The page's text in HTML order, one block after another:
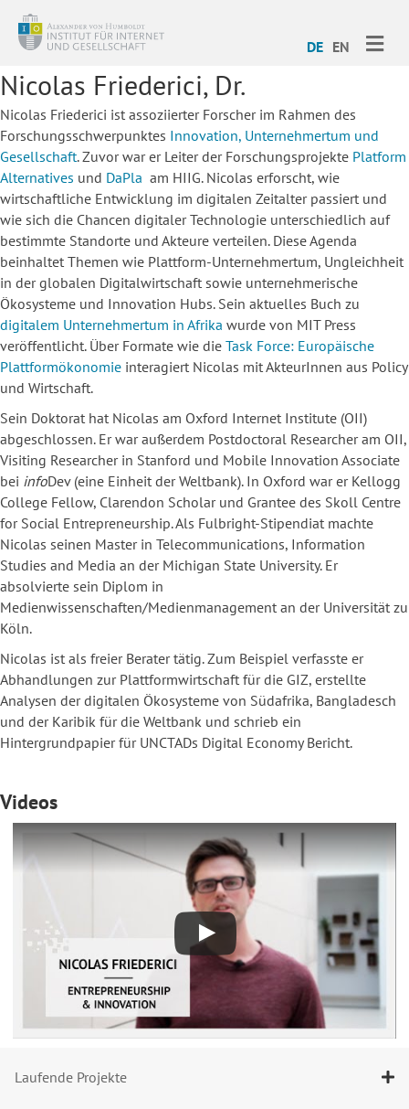
DE EN
Nicolas Friederici, Dr.
Nicolas Friederici ist assoziierter Forscher im Rahmen des
Forschungsschwerpunktes Innovation, Unternehmertum und
Gesellschaft. Zuvor war er Leiter der Forschungsprojekte Platform
Alternatives und DaPla am HIIG. Nicolas erforscht, wie
wirtschaftliche Entwicklung im digitalen Zeitalter passiert und
wie sich die Chancen digitaler Technologie unterschiedlich auf
bestimmte Standorte und Akteure verteilen. Diese Agenda
beinhaltet Themen wie Plattform-Unternehmertum, Ungleichheit
in der globalen Digitalwirtschaft sowie unternehmerische
Ökosysteme und Innovation Hubs. Sein aktuelles Buch zu
digitalem Unternehmertum in Afrika wurde von MIT Press
veröffentlicht. Über Formate wie die Task Force: Europäische
Plattformökonomie interagiert Nicolas mit AkteurInnen aus Policy
und Wirtschaft.
Sein Doktorat hat Nicolas am Oxford Internet Institute (OII)
abgeschlossen. Er war außerdem Postdoctoral Researcher am OII,
Visiting Researcher in Stanford und Mobile Innovation Associate
bei infoDev (eine Einheit der Weltbank). In Oxford war er Kellogg
College Fellow, Clarendon Scholar und Grantee des Skoll Centre
for Social Entrepreneurship. Als Fulbright-Stipendiat machte
Nicolas seinen Master in Telecommunications, Information
Studies and Media an der Michigan State University. Er
absolvierte sein Diplom in
Medienwissenschaften/Medienmanagement an der Universität zu
Köln.
Nicolas ist als freier Berater tätig. Zum Beispiel verfasste er
Abhandlungen zur Plattformwirtschaft für die GIZ, erstellte
Analysen der digitalen Ökosysteme von Südafrika, Bangladesch
und der Karibik für die Weltbank und schrieb ein
Hintergrundpapier für UNCTADs Digital Economy Bericht.
Videos
Laufende Projekte